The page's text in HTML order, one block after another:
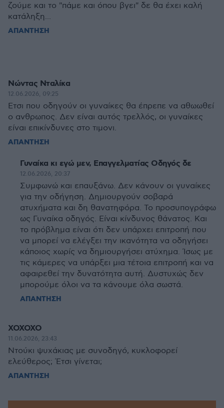
ζούμε και το "πάμε και όπου βγει" δε θα έχει καλή
κατάληξη...
ΑΠΑΝΤΗΣΗ
Νώντας Νταλίκα
12.06.2026, 09:25
Ετσι που οδηγούν οι γυναίκες θα έπρεπε να αθωωθεί
ο ανθρωπος. Δεν είναι αυτός τρελλός, οι γυναίκες
είναι επικίνδυνες στο τιμονι.
ΑΠΑΝΤΗΣΗ
Γυναίκα κι εγώ μεν, Επαγγελματίας Οδηγός δε
12.06.2026, 20:37
Συμφωνώ και επαυξάνω. Δεν κάνουν οι γυναίκες
για την οδήγηση. Δημιουργούν σοβαρά
ατυχήματα και δη θανατηφόρα. Το προσυπογράφω
ως Γυναίκα οδηγός. Είναι κίνδυνος θάνατος. Και
το πρόβλημα είναι ότι δεν υπάρχει επιτροπή που
να μπορεί να ελέγξει την ικανότητα να οδηγήσει
κάποιος χωρίς να δημιουργήσει ατύχημα. Ίσως με
τις κάμερες να υπάρξει μια τέτοια επιτροπή και να
αφαιρεθεί την δυνατότητα αυτή. Δυστυχώς δεν
μπορούμε όλοι να τα κάνουμε όλα σωστά.
ΑΠΑΝΤΗΣΗ
ΧΟΧΟΧΟ
11.06.2026, 23:43
Ντούκι ψυχάκιας με συνοδηγό, κυκλοφορεί
ελεύθερος; Έτσι γίνεται;
ΑΠΑΝΤΗΣΗ